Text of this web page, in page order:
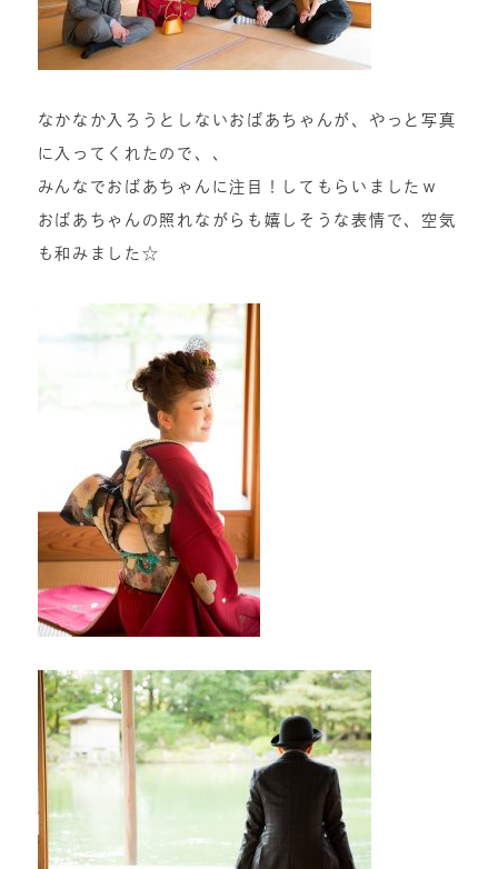
なかなか入ろうとしないおばあちゃんが、やっと写真
に入ってくれたので、、
みんなでおばあちゃんに注目！してもらいましたｗ
おばあちゃんの照れながらも嬉しそうな表情で、空気
も和みました☆